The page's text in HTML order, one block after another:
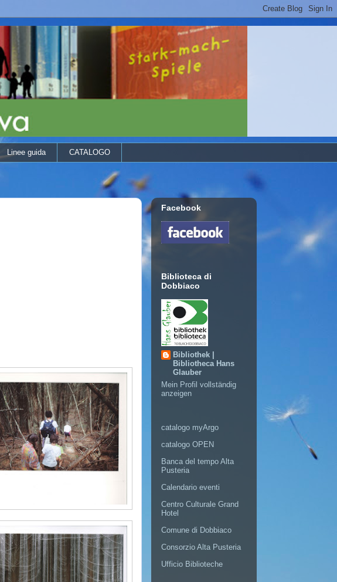
Linee guida CATALOGO
Facebook
Biblioteca di
Dobbiaco
Bibliothek |
Bibliotheca Hans
Glauber
Mein Profil vollständig
anzeigen
catalogo myArgo
catalogo OPEN
Banca del tempo Alta
Pusteria
Calendario eventi
Centro Culturale Grand
Hotel
Comune di Dobbiaco
Consorzio Alta Pusteria
Ufficio Biblioteche